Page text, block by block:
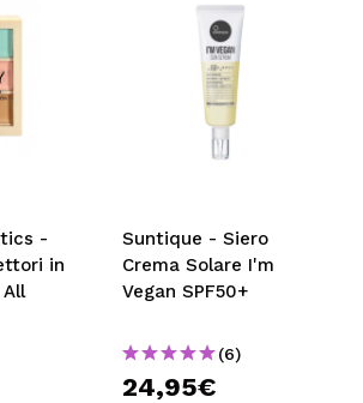
-
in
Suntique - Siero
Crema Solare I'm
Vegan SPF50+
(6)
24,95€